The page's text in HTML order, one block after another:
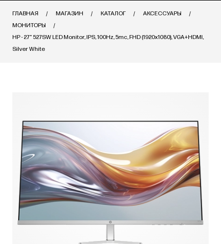
ГЛАВНАЯ МАГАЗИН КАТАЛОГ
АКСЕССУАРЫ
МОНИТОРЫ
HP - 27" 527SW LED Monitor, IPS, 100Hz, 5mc, FHD (1920x1080), VGA+HDMI,
Silver White